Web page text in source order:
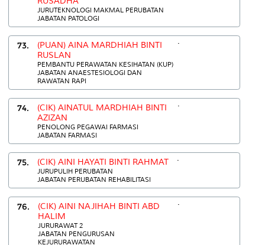
JURUTEKNOLOGI MAKMAL PERUBATAN
JABATAN PATOLOGI
73.
(PUAN) AINA MARDHIAH BINTI
RUSLAN
PEMBANTU PERAWATAN KESIHATAN (KUP)
JABATAN ANAESTESIOLOGI DAN
RAWATAN RAPI
.
74.
(CIK) AINATUL MARDHIAH BINTI
AZIZAN
PENOLONG PEGAWAI FARMASI
JABATAN FARMASI
.
75. (CIK) AINI HAYATI BINTI RAHMAT
JURUPULIH PERUBATAN
JABATAN PERUBATAN REHABILITASI
.
76.
(CIK) AINI NAJIHAH BINTI ABD
HALIM
JURURAWAT 2
JABATAN PENGURUSAN
KEJURURAWATAN
.